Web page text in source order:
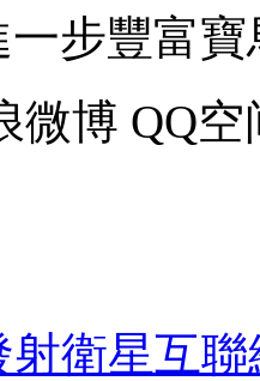
步豐富
微博 QQ空
衛星互